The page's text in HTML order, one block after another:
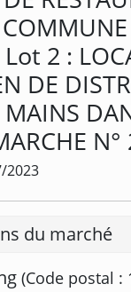
Lot 2 :
DE
MAINS
2023
du marché
(Code postal :